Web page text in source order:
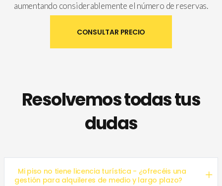
aumentando considerablemente el número de reservas.
CONSULTAR PRECIO
Resolvemos todas tus
dudas
Mi piso no tiene licencia turística - ¿ofrecéis una
gestión para alquileres de medio y largo plazo?